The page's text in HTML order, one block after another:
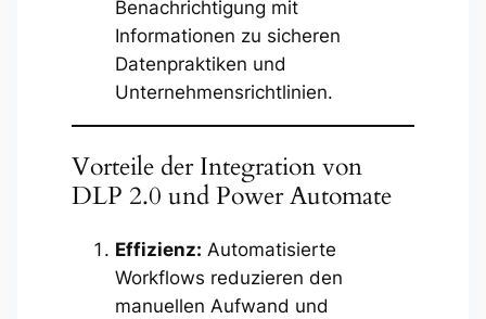
Benachrichtigung mit
Informationen zu sicheren
Datenpraktiken und
Unternehmensrichtlinien.
Vorteile der Integration von
DLP 2.0 und Power Automate
Effizienz: Automatisierte
Workflows reduzieren den
manuellen Aufwand und